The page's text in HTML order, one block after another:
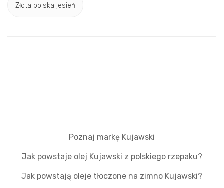
Złota polska jesień
Poznaj markę Kujawski
Jak powstaje olej Kujawski z polskiego rzepaku?
Jak powstają oleje tłoczone na zimno Kujawski?